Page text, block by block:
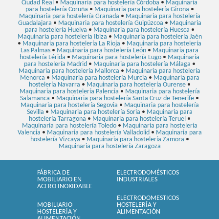
Ciudad Real • Maquinaria para hostelería Córdoba • Maquinaria
para hostelería Coruña • Maquinaria para hostelería Girona •
Maquinaria para hostelería Granada • Maquinaria para hostelería
Guadalajara • Maquinaria para hostelería Guipúzcoa • Maquinaria
para hostelería Huelva • Maquinaria para hostelería Huesca •
Maquinaria para hostelería Ibiza • Maquinaria para hostelería Jaén
• Maquinaria para hostelería La Rioja • Maquinaria para hostelería
Las Palmas • Maquinaria para hostelería León • Maquinaria para
hostelería Lérida • Maquinaria para hostelería Lugo • Maquinaria
para hostelería Madrid• Maquinaria para hostelería Málaga •
Maquinaria para hostelería Mallorca • Maquinaria para hostelería
Menorca • Maquinaria para hostelería Murcia • Maquinaria para
hostelería Navarra • Maquinaria para hostelería Ourense•
Maquinaria para hostelería Palencia • Maquinaria para hostelería
Salamanca • Maquinaria para hostelería Santa Cruz de Tenerife •
Maquinaria para hostelería Segovia • Maquinaria para hostelería
Sevilla • Maquinaria para hostelería Soria • Maquinaria para
hostelería Tarragona • Maquinaria para hostelería Teruel•
Maquinaria para hostelería Toledo• Maquinaria para hostelería
Valencia • Maquinaria para hostelería Valladolid• Maquinaria para
hostelería Vizcaya • Maquinaria para hostelería Zamora •
Maquinaria para hostelería Zaragoza
FÁBRICA DE
MOBILIARIO EN
ACERO INOXIDABLE
MOBILIARIO
HOSTELERÍA Y
ELECTRODOMÉSTICOS
INDUSTRIALES
ELECTRODOMESTICOS
HOSTELERÍA Y
ALIMENTACIÓN